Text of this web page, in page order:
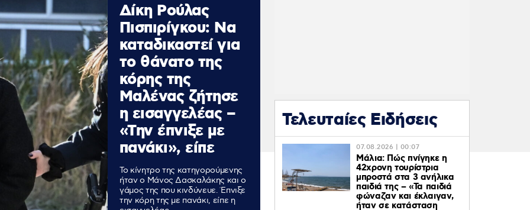
Δίκη Ρούλας
Πισπιρίγκου: Να
καταδικαστεί για
το θάνατο της
κόρης της
Μαλένας ζήτησε
η εισαγγελέας –
«Την έπνιξε με
πανάκι», είπε
Το κίνητρο της κατηγορούμενης
ήταν ο Μάνος Δασκαλάκης και ο
γάμος της που κινδύνευε. Έπνιξε
την κόρη της με πανάκι, είπε η
Τελευταίες Ειδήσεις
07.08.2026 | 00:07
Μάλια: Πώς πνίγηκε η
42χρονη τουρίστρια
μπροστά στα 3 ανήλικα
παιδιά της – «Τα παιδιά
φώναζαν και έκλαιγαν,
ήταν σε κατάσταση